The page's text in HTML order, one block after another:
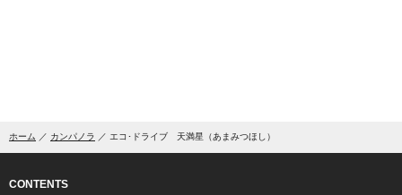
ホーム カンパノラ エコ･ドライブ 天満星（あまみつほし）
CONTENTS